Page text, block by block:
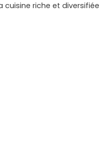
riche et diversifiée